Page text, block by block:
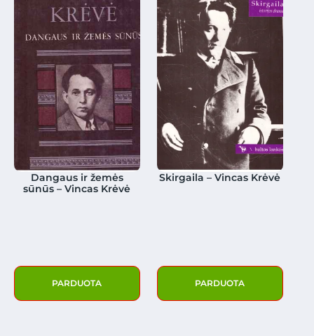
Dangaus ir žemės
sūnūs – Vincas Krėvė
PARDUOTA
Skirgaila – Vincas Krėvė
PARDUOTA